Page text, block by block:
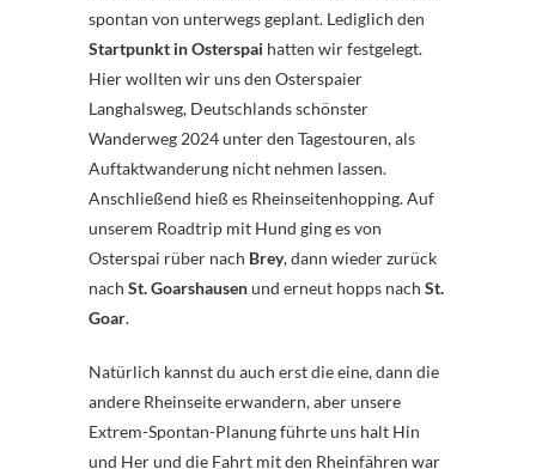
spontan von unterwegs geplant. Lediglich den
Startpunkt in Osterspai hatten wir festgelegt.
Hier wollten wir uns den Osterspaier
Langhalsweg, Deutschlands schönster
Wanderweg 2024 unter den Tagestouren, als
Auftaktwanderung nicht nehmen lassen.
Anschließend hieß es Rheinseitenhopping. Auf
unserem Roadtrip mit Hund ging es von
Osterspai rüber nach Brey, dann wieder zurück
nach St. Goarshausenund erneut hopps nach St.
Goar.
Natürlich kannst du auch erst die eine, dann die
andere Rheinseite erwandern, aber unsere
Extrem-Spontan-Planung führte uns halt Hin
und Her und die Fahrt mit den Rheinfähren war